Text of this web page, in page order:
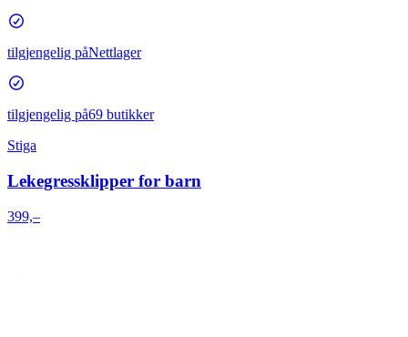
tilgjengelig påNettlager
tilgjengelig på69 butikker
Stiga
Lekegressklipper for barn
399,–